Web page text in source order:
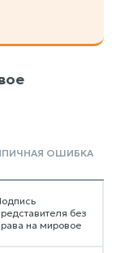
ОШИБКА
без
на мировое